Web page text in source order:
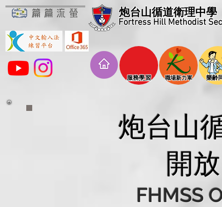
炮台山循道衛理中學
Fortress Hill Methodist
​服務學習 ​職場新力軍 樂齢
炮台山
開
FHMSS